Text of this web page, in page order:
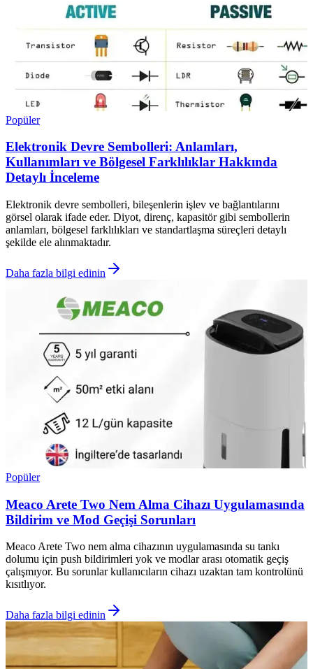
Popüler
Elektronik Devre Sembolleri: Anlamları,
Kullanımları ve Bölgesel Farklılıklar Hakkında
Detaylı İnceleme
Elektronik devre sembolleri, bileşenlerin işlev ve bağlantılarını
görsel olarak ifade eder. Diyot, direnç, kapasitör gibi sembollerin
anlamları, bölgesel farklılıkları ve standartlaşma süreçleri detaylı
şekilde ele alınmaktadır.
Daha fazla bilgi edinin
Popüler
Meaco Arete Two Nem Alma Cihazı Uygulamasında
Bildirim ve Mod Geçişi Sorunları
Meaco Arete Two nem alma cihazının uygulamasında su tankı
dolumu için push bildirimleri yok ve modlar arası otomatik geçiş
çalışmıyor. Bu sorunlar kullanıcıların cihazı uzaktan tam kontrolünü
kısıtlıyor.
Daha fazla bilgi edinin